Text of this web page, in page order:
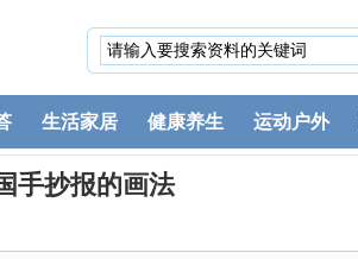
生活家居 健康养生 运动户外
手抄报的画法